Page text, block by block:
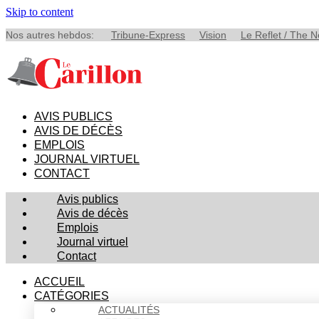
Skip to content
Nos autres hebdos: Tribune-Express Vision Le Reflet / The
AVIS PUBLICS
AVIS DE DÉCÈS
EMPLOIS
JOURNAL VIRTUEL
CONTACT
Avis publics
Avis de décès
Emplois
Journal virtuel
Contact
ACCUEIL
CATÉGORIES
ACTUALITÉS